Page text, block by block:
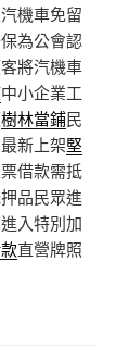
機車免留
為公會認
將汽機車
中小企業工
樹林當鋪民
新上架堅
借款需抵
品民眾進
入特別加
直營牌照